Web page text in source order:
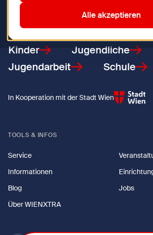
Zurück zur Startseite
Kinder
Jugendliche
Jugendarbeit
Schule
In Kooperation mit der Stadt Wien
TOOLS & INFOS
Service
Informationen
Blog
Jobs
Über WIENXTRA
Alle akzeptieren